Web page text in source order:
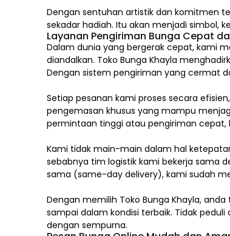
Dengan sentuhan artistik dan komitmen
sekadar hadiah. Itu akan menjadi simbol,
Layanan Pengiriman Bunga Cepat
Dalam dunia yang bergerak cepat, kami
diandalkan. Toko Bunga Khayla
Dengan sistem pengiriman yang cermat
Setiap pesanan kami proses secara
pengemasan khusus yang mampu
permintaan tinggi atau pengiriman cepat,
Kami tidak main-main dalam hal
sebabnya tim logistik kami bekerja sama
sama (same-day delivery), kami sudah
Dengan memilih Toko Bunga Khayla, anda
sampai dalam kondisi terbaik. Tidak
dengan sempurna.